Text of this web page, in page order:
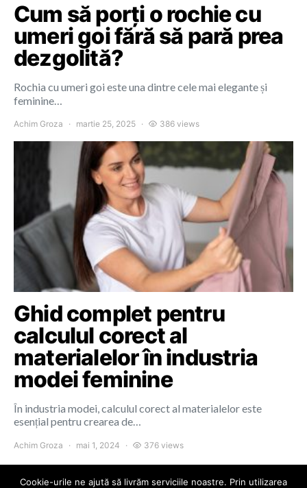
Cum să porți o rochie cu
umeri goi fără să pară prea
dezgolită?
Rochia cu umeri goi este una dintre cele mai elegante și
feminine…
Achim Groza martie 25, 2025 386 views
Ghid complet pentru
calculul corect al
materialelor în industria
modei feminine
În industria modei, calculul corect al materialelor este
esențial pentru crearea de…
Achim Groza mai 1, 2024 376 views
Cookie-urile ne ajută să livrăm serviciile noastre. Prin utilizarea